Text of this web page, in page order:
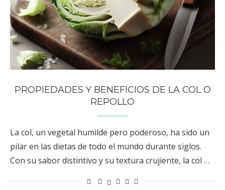
PROPIEDADES Y BENEFICIOS DE LA COL O
REPOLLO
La col, un vegetal humilde pero poderoso, ha sido un
pilar en las dietas de todo el mundo durante siglos.
Con su sabor distintivo y su textura crujiente, la col …